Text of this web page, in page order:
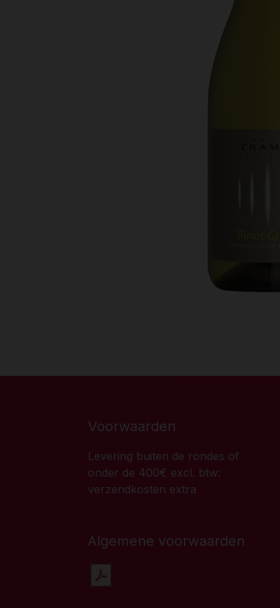
Voorwaarden
Levering buiten de rondes of
onder de 400€ excl. btw:
verzendkosten extra
Algemene voorwaarden